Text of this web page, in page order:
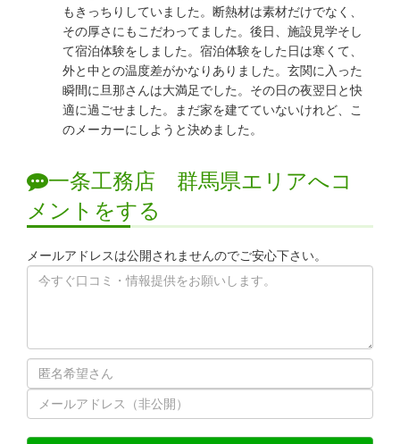
もきっちりしていました。断熱材は素材だけでなく、
その厚さにもこだわってました。後日、施設見学そし
て宿泊体験をしました。宿泊体験をした日は寒くて、
外と中との温度差がかなりありました。玄関に入った
瞬間に旦那さんは大満足でした。その日の夜翌日と快
適に過ごせました。まだ家を建てていないけれど、こ
のメーカーにしようと決めました。
一条工務店 群馬県エリアへコ
メントをする
メールアドレスは公開されませんのでご安心下さい。